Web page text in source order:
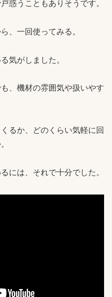
惑うこともありそうです。
、一回使ってみる。
気がしました。
、機材の雰囲気や扱いやす
るか、どのくらい気軽に回
には、それで十分でした。